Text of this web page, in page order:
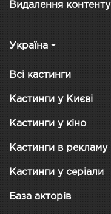
Видалення контенту
Україна
Всі кастинги
Кастинги у Києві
Кастинги у кіно
Кастинги в рекламу
Кастинги у серіали
База акторів